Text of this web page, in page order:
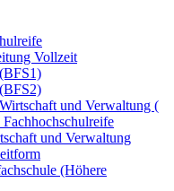
Vollzeit
und Verwaltung (
und Verwaltung
(Höhere